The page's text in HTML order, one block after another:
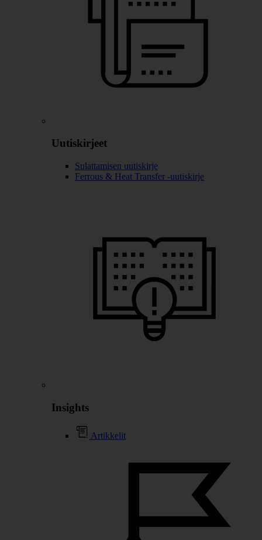
Uutiskirjeet
Sulattamisen uutiskirje
Ferrous & Heat Transfer -uutiskirje
Insights
Artikkelit